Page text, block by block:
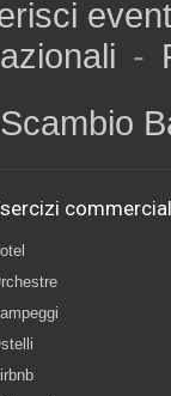
-
Scambio